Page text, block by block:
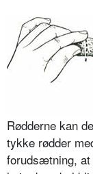
Rødderne kan
tykke rødder
forudsætning, at